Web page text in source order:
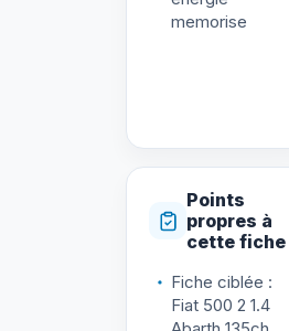
memorise
Points
propres à
cette fiche
Fiche ciblée :
Fiat 500 2 1.4